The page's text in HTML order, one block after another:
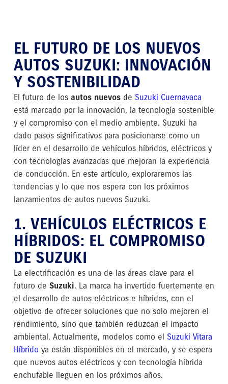
EL FUTURO DE LOS NUEVOS
AUTOS SUZUKI: INNOVACIÓN
Y SOSTENIBILIDAD
El futuro de los autos nuevosde Suzuki Cuernavaca
está marcado por la innovación, la tecnología sostenible
y el compromiso con el medio ambiente. Suzuki ha
dado pasos significativos para posicionarse como un
líder en el desarrollo de vehículos híbridos, eléctricos y
con tecnologías avanzadas que mejoran la experiencia
de conducción. En este artículo, exploraremos las
tendencias y lo que nos espera con los próximos
lanzamientos de autos nuevos Suzuki.
1. VEHÍCULOS ELÉCTRICOS E
HÍBRIDOS: EL COMPROMISO
DE SUZUKI
La electrificación es una de las áreas clave para el
futuro de Suzuki. La marca ha invertido fuertemente en
el desarrollo de autos eléctricos e híbridos, con el
objetivo de ofrecer soluciones que no solo mejoren el
rendimiento, sino que también reduzcan el impacto
ambiental. Actualmente, modelos como el Suzuki Vitara
Híbrido ya están disponibles en el mercado, y se espera
que nuevos autos eléctricos y con tecnología híbrida
enchufable lleguen en los próximos años.